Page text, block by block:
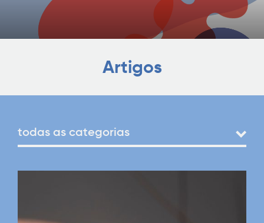
Artigos
todas as categorias
Select
category